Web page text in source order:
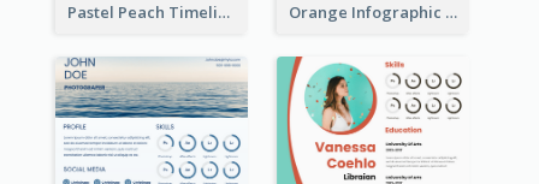
Pastel Peach Timeline Resume Orange Infographic Market Analyst Resume